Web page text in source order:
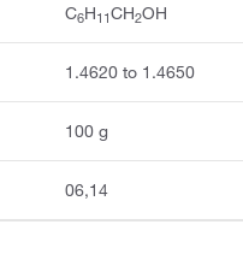
C6H11CH2OH
1.4620 to 1.4650
100 g
06,14